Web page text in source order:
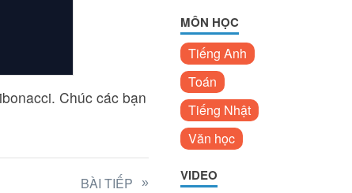
Chúc các bạn
BÀI TIẾP
MÔN HỌC
Tiếng Anh
Toán
Tiếng Nhật
Văn học
VIDEO